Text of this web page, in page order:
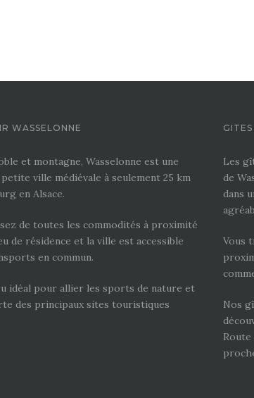
WASSELONNE
et montagne, Wasselonne est une
ville médiévale à seulement 25 km
en Alsace.
de toutes les commodités à proximité
de résidence et la ville est accessible
en commun.
idéal pour allier les sports de nature et
des principaux sites touristiques
Les
de
dans
Vous
Nos
Route